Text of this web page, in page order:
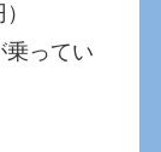
乗ってい